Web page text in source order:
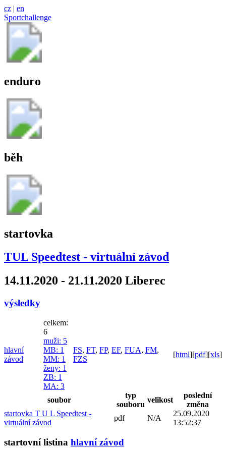
cz | en
Sportchallenge
enduro
běh
startovka
TUL Speedtest - virtuální závod
14.11.2020 - 21.11.2020 Liberec
výsledky
hlavní
závod
celkem:
6
muži: 5
MB: 1
MM: 1
ženy: 1
ZB: 1
MA: 3
FS, FT, FP, EF, FUA, FM,
FZS
[html][pdf][xls]
soubor
typ
souboru
velikost
poslední
změna
startovka T U L Speedtest -
virtuální závod
pdf N/A
25.09.2020
13:52:37
startovní listina hlavní závod